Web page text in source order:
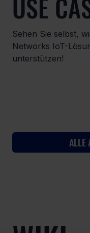
USE
Sehen Sie selbst,
Networks IoT-
unterstützen!
ALLE